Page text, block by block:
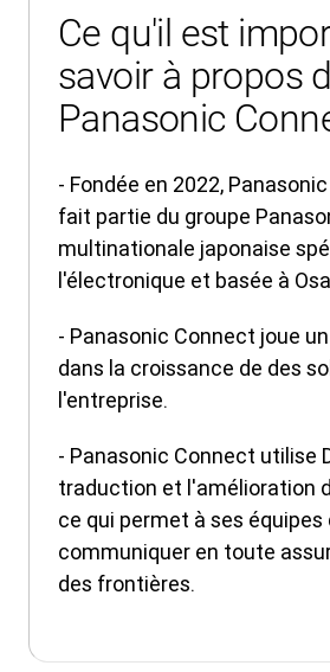
Ce qu'il est
savoir à propos
Panasonic
- Fondée en 2022,
fait partie du groupe
multinationale japonaise
l'électronique et basée à
- Panasonic Connect joue
dans la croissance de des
l'entreprise.
- Panasonic Connect utilise
traduction et l'amélioration
ce qui permet à ses équipes
communiquer en toute
des frontières.